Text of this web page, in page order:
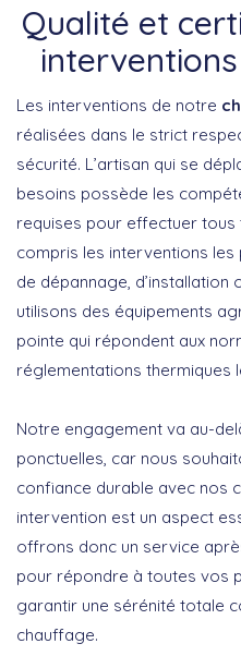
Qualité et
Les interventions de notre
réalisées dans le strict
sécurité. L’artisan qui se
besoins possède les
requises pour effectuer tous
compris les interventions les
de dépannage, d’installation
utilisons des équipements
pointe qui répondent aux
réglementations thermiques
Notre engagement va au-
ponctuelles, car nous
confiance durable avec nos
intervention est un aspect
offrons donc un service
pour répondre à toutes vos
garantir une sérénité totale
chauffage.